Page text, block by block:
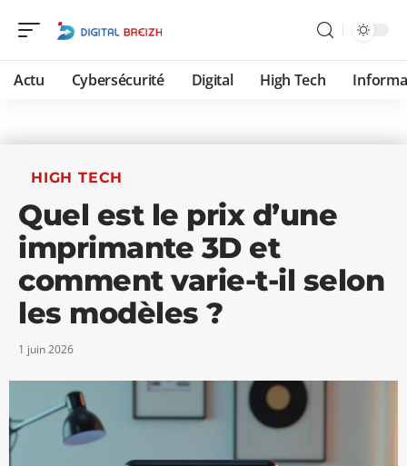
Actu Cybersécurité Digital High Tech
HIGH TECH
Quel est le prix d’une
imprimante 3D et
comment varie-t-il selon
les modèles ?
1 juin 2026